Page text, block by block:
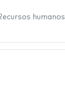
humanos